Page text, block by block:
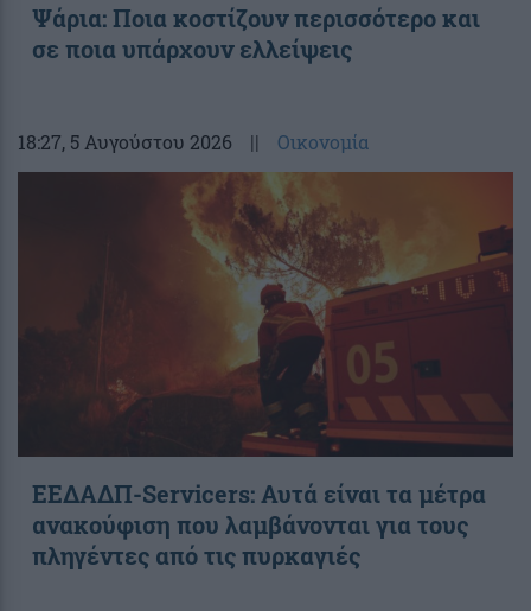
Ψάρια: Ποια κοστίζουν περισσότερο και
σε ποια υπάρχουν ελλείψεις
18:27, 5 Αυγούστου 2026 || Οικονομία
ΕΕΔΑΔΠ-Servicers: Αυτά είναι τα μέτρα
ανακούφιση που λαμβάνονται για τους
πληγέντες από τις πυρκαγιές